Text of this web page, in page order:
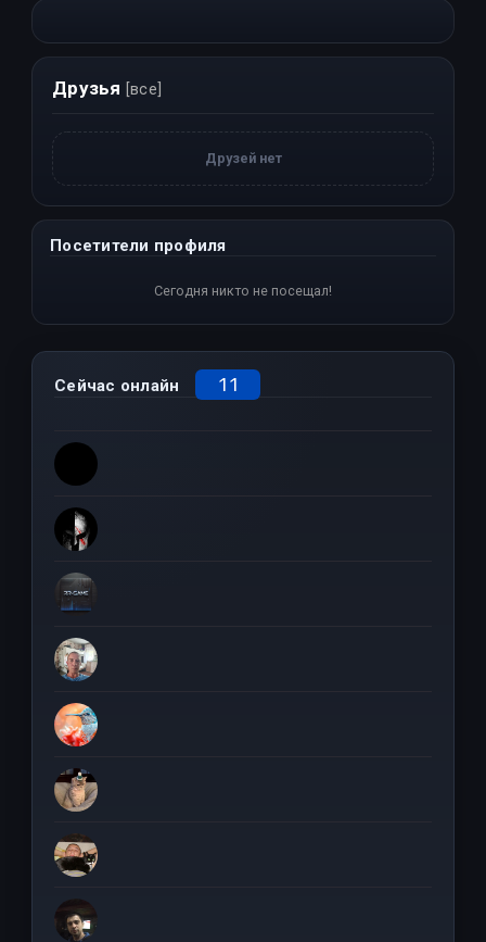
Друзья [все]
Друзей нет
Посетители профиля
Сегодня никто не посещал!
Сейчас онлайн 11